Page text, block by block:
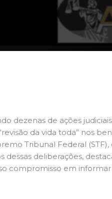
dezenas de ações
da vida toda” nos
Tribunal Federal
dessas deliberações,
compromisso em